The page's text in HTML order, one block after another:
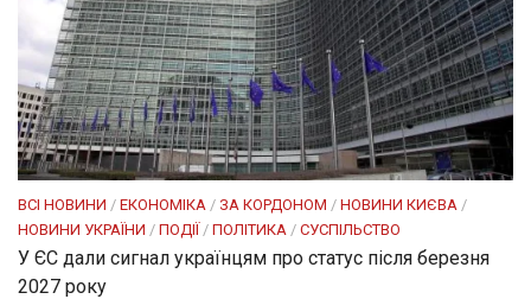
ВСІ НОВИНИ / ЕКОНОМІКА / ЗА КОРДОНОМ / НОВИНИ КИЄВА /
НОВИНИ УКРАЇНИ / ПОДІЇ/ ПОЛІТИКА / СУСПІЛЬСТВО
У ЄС дали сигнал українцям про статус після березня
2027 року